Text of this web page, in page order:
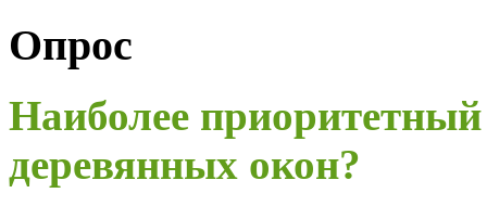
Опрос
Наиболее
деревянных окон?